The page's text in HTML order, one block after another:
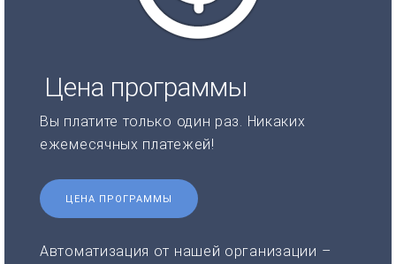
Цена программы
Вы платите только один раз. Никаких
ежемесячных платежей!
ЦЕНА ПРОГРАММЫ
Автоматизация от нашей организации –